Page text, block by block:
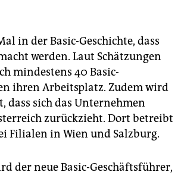
in der Basic-Geschichte, dass
werden. Laut Schätzungen
mindestens 40 Basic-
ihren Arbeitsplatz. Zudem wird
dass sich das Unternehmen
zurückzieht. Dort betreibt
Filialen in Wien und Salzburg.
der neue Basic-Geschäftsführer,